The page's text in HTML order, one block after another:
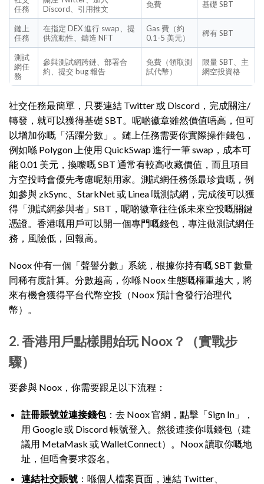
任務
Discord、引用推文
免費 基礎 SBT
鏈上
任務
在指定 DEX 進行 swap、提
供流動性、鑄造 NFT
Gas 費（約
0.1-5 美元）
稀有 SBT
測試
網任
務
參與測試網跨鏈、部署合
約、提交 bug 報告
免費（領取測
試代幣）
限量 SBT、主
網空投資格
社交任務最簡單，只要連結 Twitter 或 Discord，完成關注/
轉發，就可以獲得基礎 SBT。呢啲徽章雖然價值唔高，但可
以增加你嘅「活躍分數」。鏈上任務需要你實際操作錢包，
例如喺 Polygon 上使用 QuickSwap 進行一筆 swap，成本可
能 0.01 美元，換嚟嘅 SBT 通常有較高收藏價值，而且項目
方空投時會優先考慮呢類用家。測試網任務係最珍貴嘅，例
如參與 zkSync、StarkNet 或 Linea 嘅測試網，完成後可以獲
得「測試網參與者」SBT，呢啲徽章往往係未來空投嘅關鍵
憑證。香港嘅用戶可以開一個專門嘅錢包，專注做測試網任
務，風險低，回報高。
Noox 仲有一個「聲譽分數」系統，根據你持有嘅 SBT 數量
同稀有度計算。分數越高，你喺 Noox 生態嘅權重越大，將
來有機會獲得平台代幣空投（Noox 預計會發行治理代
幣）。
2. 香港用戶點樣開始玩 Noox？（實戰步
驟）
要參與 Noox，你需要跟足以下流程：
註冊賬號並連接錢包：去 Noox 官網，點擊「Sign In」，
用 Google 或 Discord 帳號登入。然後連接你嘅錢包（建
議用 MetaMask 或 WalletConnect）。Noox 讀取你嘅地
址，但唔會要求簽名。
連結社交賬號：喺個人檔案頁面，連結 Twitter、